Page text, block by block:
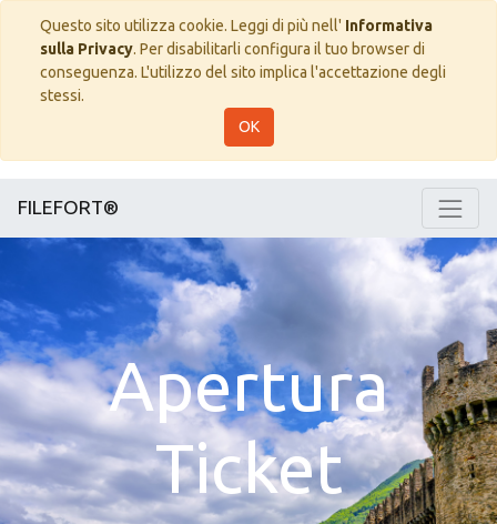
Questo sito utilizza cookie. Leggi di più nell' Informativa
sulla Privacy. Per disabilitarli configura il tuo browser di
conseguenza. L'utilizzo del sito implica l'accettazione degli
stessi.
OK
FILEFORT®
Apertura
Ticket